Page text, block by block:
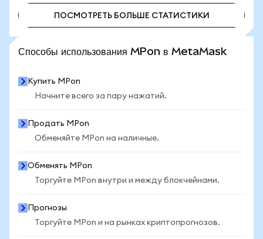
ПОСМОТРЕТЬ БОЛЬШЕ СТАТИСТИКИ
Способы использования MPon в MetaMask
Купить MPon
Начните всего за пару нажатий.
Продать MPon
Обменяйте MPon на наличные.
Обменять MPon
Торгуйте MPon внутри и между блокчейнами.
Прогнозы
Торгуйте MPon и на рынках криптопрогнозов.